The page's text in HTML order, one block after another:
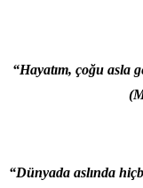
“Hayatım, çoğu asla
“Dünyada aslında